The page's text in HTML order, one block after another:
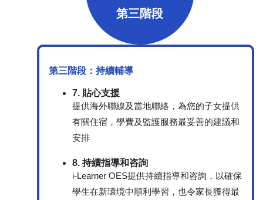
第三階段
第三階段：持續輔導
7. 貼心支援
提供海外聯線及當地聯絡，為您的子女提供
有關住宿，學費及監護服務最妥善的建議和
安排
8. 持續指導和咨詢
i-Learner OES提供持續指導和咨詢，以確保
學生在新環境中順利學習，也令家長獲得最